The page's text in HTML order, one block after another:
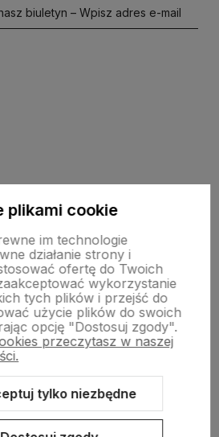
biuletyn – Wpisz adres e-mail
plikami cookie
im technologie
działanie strony i
ofertę do Twoich
wykorzystanie
tych plików i przejść do
użycie plików do swoich
opcję "Dostosuj zgody".
przeczytasz w naszej
tylko niezbędne